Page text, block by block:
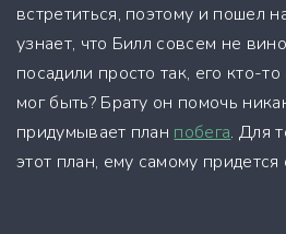
встретиться, поэтому и пошел
узнает, что Билл совсем не
посадили просто так, его кто-
мог быть? Брату он помочь
придумывает план побега. Для
этот план, ему самому придется